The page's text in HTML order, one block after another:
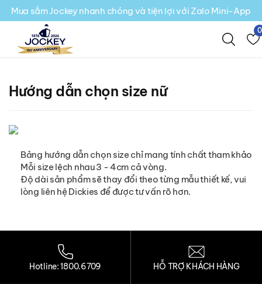
Mua sắm Jockey nhanh chóng và tiện lợi với Zalo Mini-App
0
Hướng dẫn chọn size nữ
Bảng hướng dẫn chọn size chỉ mang tính chất tham khảo
Mỗi size lệch nhau 3 - 4cm cả vòng.
Độ dài sản phẩm sẽ thay đổi theo từng mẫu thiết kế, vui
lòng liên hệ Dickies để được tư vấn rõ hơn.
Hotline: 1800.6709 HỖ TRỢ KHÁCH HÀNG